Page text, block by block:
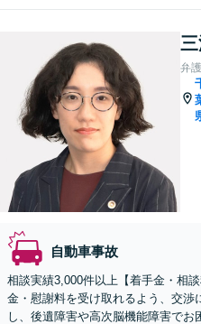
弁
自動車事故
相談実績3,000件以上【着手金・相
金・慰謝料を受け取れるよう、交渉
し、後遺障害や高次脳機能障害で